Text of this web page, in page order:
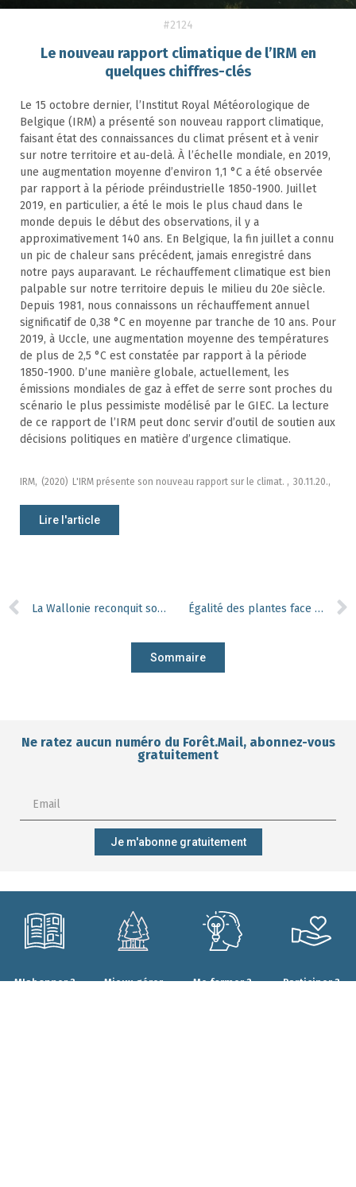
#2124
Le nouveau rapport climatique de l’IRM en
quelques chiffres-clés
Le 15 octobre dernier, l’Institut Royal Météorologique de
Belgique (IRM) a présenté son nouveau rapport climatique,
faisant état des connaissances du climat présent et à venir
sur notre territoire et au-delà. À l’échelle mondiale, en 2019,
une augmentation moyenne d’environ 1,1 °C a été observée
par rapport à la période préindustrielle 1850-1900. Juillet
2019, en particulier, a été le mois le plus chaud dans le
monde depuis le début des observations, il y a
approximativement 140 ans. En Belgique, la fin juillet a connu
un pic de chaleur sans précédent, jamais enregistré dans
notre pays auparavant. Le réchauffement climatique est bien
palpable sur notre territoire depuis le milieu du 20e siècle.
Depuis 1981, nous connaissons un réchauffement annuel
significatif de 0,38 °C en moyenne par tranche de 10 ans. Pour
2019, à Uccle, une augmentation moyenne des températures
de plus de 2,5 °C est constatée par rapport à la période
1850-1900. D’une manière globale, actuellement, les
émissions mondiales de gaz à effet de serre sont proches du
scénario le plus pessimiste modélisé par le GIEC. La lecture
de ce rapport de l’IRM peut donc servir d’outil de soutien aux
décisions politiques en matière d’urgence climatique.
IRM, (2020) L'IRM présente son nouveau rapport sur le climat. , 30.11.20.,
Lire l'article
La Wallonie reconquit son héritage gaulois Égalité des plantes face au changement climatique ?
Sommaire
Ne ratez aucun numéro du Forêt.Mail, abonnez-vous
gratuitement
Je m'abonne gratuitement
M'abonner ?
Mieux gérer
Me former ? Participer ?